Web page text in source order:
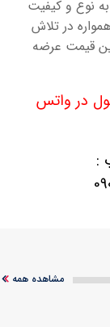
عقب برلیانس ۳30 بسته به نوع و کیفیت
در تلاش
قیمت عرضه
در واتس
:
مشاهده همه